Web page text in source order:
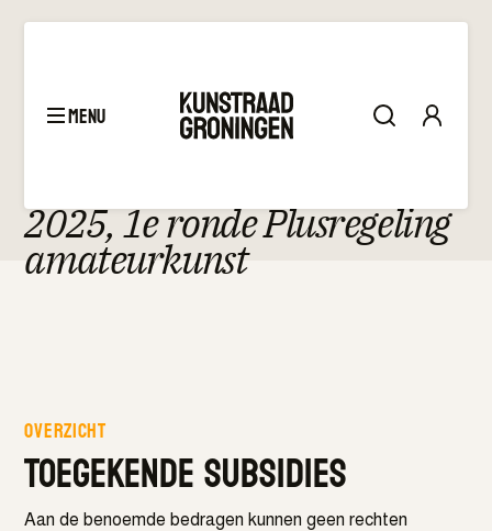
menu
2025, 1e ronde Plusregeling
amateurkunst
Overzicht
Toegekende subsidies
Aan de benoemde bedragen kunnen geen rechten